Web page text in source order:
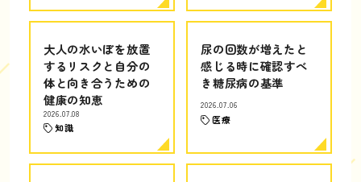
大人の水いぼを放置
するリスクと自分の
体と向き合うための
健康の知恵
2026.07.08
知識
尿の回数が増えたと
感じる時に確認すべ
き糖尿病の基準
2026.07.06
医療